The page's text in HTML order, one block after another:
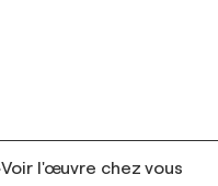
Voir l'œuvre chez vous